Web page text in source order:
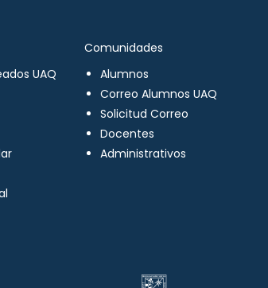
UAQ
Comunidades
Alumnos
Correo Alumnos UAQ
Solicitud Correo
Docentes
Administrativos